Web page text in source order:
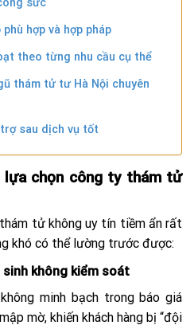
hợp và hợp pháp
theo từng nhu cầu cụ thể
thám tử tư Hà Nội chuyên
sau dịch vụ tốt
lựa chọn công ty thám tử
tử không uy tín tiềm ẩn rất
khó có thể lường trước được:
không kiểm soát
minh bạch trong báo giá
mờ, khiến khách hàng bị “đội